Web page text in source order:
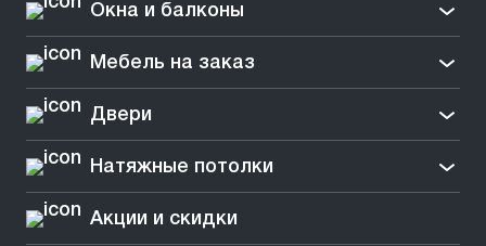
Окна и балконы
Мебель на заказ
Двери
Натяжные потолки
Акции и скидки